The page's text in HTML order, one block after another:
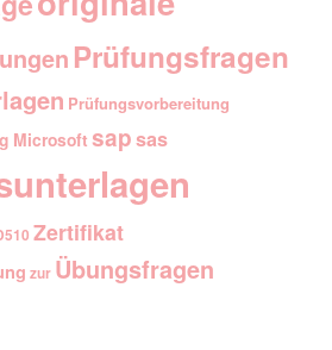
Prüfungsfragen
Prüfungsvorbereitung
Microsoft sapsas
Zertifikat
zur Übungsfragen